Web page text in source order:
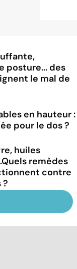
posture... des
le mal de
en hauteur :
pour le dos ?
huiles
remèdes
contre
?